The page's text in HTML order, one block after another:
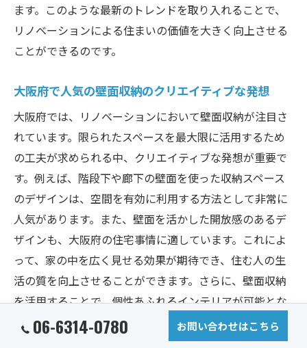
ます。このような最新のトレンドを取り入れることで、
リノベーションによる住まいの価値を大きく向上させる
ことができるのです。
大阪府で人気の壁面収納のクリエイティブな発想
大阪府では、リノベーションにおいて壁面収納が注目さ
れています。限られたスペースを最大限に活用するため
の工夫が求められる中、クリエイティブな発想が重要で
す。例えば、階段下や廊下の壁面を使った収納スペース
のデザインは、空間を有効に利用する方法として非常に
人気があります。また、壁面を活かした開放感のあるデ
ザインも、大阪府の住宅事情に適しています。これによ
って、家の中を広く見せる効果が期待でき、住む人の生
活の質を向上させることができます。さらに、壁面収納
を活用することで、個性あふれるインテリアが可能とな
り、住まいのスタイルを一新することができます。この
ようなクリエイティブな発想が、大阪府のリノベーショ
06-6314-0780 お問い合わせはこちら